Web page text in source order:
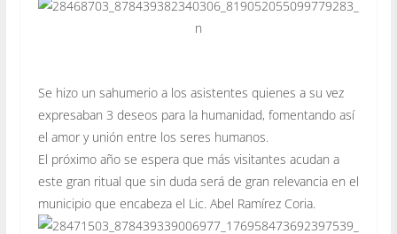
Se hizo un sahumerio a los asistentes quienes a su vez
expresaban 3 deseos para la humanidad, fomentando así
el amor y unión entre los seres humanos.
El próximo año se espera que más visitantes acudan a
este gran ritual que sin duda será de gran relevancia en el
municipio que encabeza el Lic. Abel Ramírez Coria.